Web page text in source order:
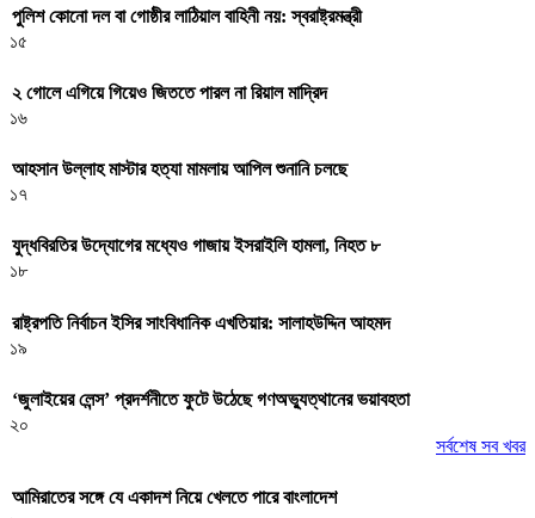
পুলিশ কোনো দল বা গোষ্ঠীর লাঠিয়াল বাহিনী নয়: স্বরাষ্ট্রমন্ত্রী
১৫
২ গোলে এগিয়ে গিয়েও জিততে পারল না রিয়াল মাদ্রিদ
১৬
আহসান উল্লাহ মাস্টার হত্যা মামলায় আপিল শুনানি চলছে
১৭
যুদ্ধবিরতির উদ্যোগের মধ্যেও গাজায় ইসরাইলি হামলা, নিহত ৮
১৮
রাষ্ট্রপতি নির্বাচন ইসির সাংবিধানিক এখতিয়ার: সালাহউদ্দিন আহমদ
১৯
‘জুলাইয়ের লেন্স’ প্রদর্শনীতে ফুটে উঠেছে গণঅভ্যুত্থানের ভয়াবহতা
২০
সর্বশেষ সব খবর
আমিরাতের সঙ্গে যে একাদশ নিয়ে খেলতে পারে বাংলাদেশ